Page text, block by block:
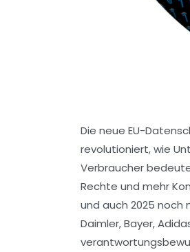
Die neue EU-
revolutioniert, wie
Verbraucher
Rechte und mehr
und auch 2025 noch
Daimler, Bayer,